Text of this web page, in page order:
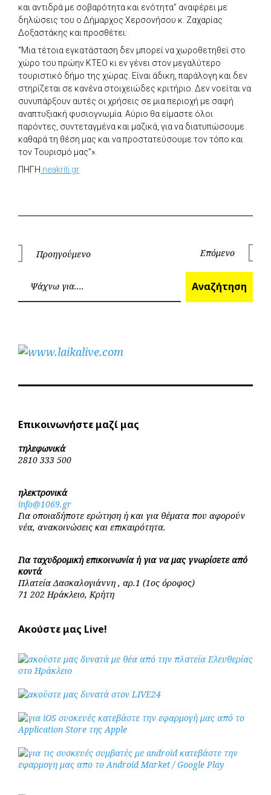
και αντιδρά με σοβαρότητα και ενότητα” αναφέρει με
δηλώσεις του ο Δήμαρχος Χερσονήσου κ. Ζαχαρίας
Δοξαστάκης και προσθέτει:
“Μια τέτοια εγκατάσταση δεν μπορεί να χωροθετηθεί στο
χώρο του πρώην ΚΤΕΟ κι εν γένει στον μεγαλύτερο
τουριστικό δήμο της χώρας. Είναι άδικη, παράλογη και δεν
στηρίζεται σε κανένα στοιχειώδες κριτήριο. Δεν νοείται να
συνυπάρξουν αυτές οι χρήσεις σε μια περιοχή με σαφή
αναπτυξιακή φυσιογνωμία. Αύριο θα είμαστε όλοι
παρόντες, συντεταγμένα και μαζικά, για να διατυπώσουμε
καθαρά τη θέση μας και να προστατεύσουμε τον τόπο και
τον Τουρισμό μας”».
ΠΗΓΗ neakriti.gr
Πλοήγηση
άρθρων
Προηγούμενο Επόμενο
Αναζήτηση
Επικοινωνήστε μαζί μας
τηλεφωνικά
2810 333 500
ηλεκτρονικά
info@1069.gr
Για οποιαδήποτε ερώτηση ή και για θέματα που αφορούν
νέα, ανακοινώσεις και επικαιρότητα.
Για ταχυδρομική επικοινωνία ή για να μας γνωρίσετε από
κοντά
Πλατεία Δασκαλογιάννη , αρ.1 (1ος όροφος)
71 202 Ηράκλειο, Κρήτη
Ακούστε μας Live!